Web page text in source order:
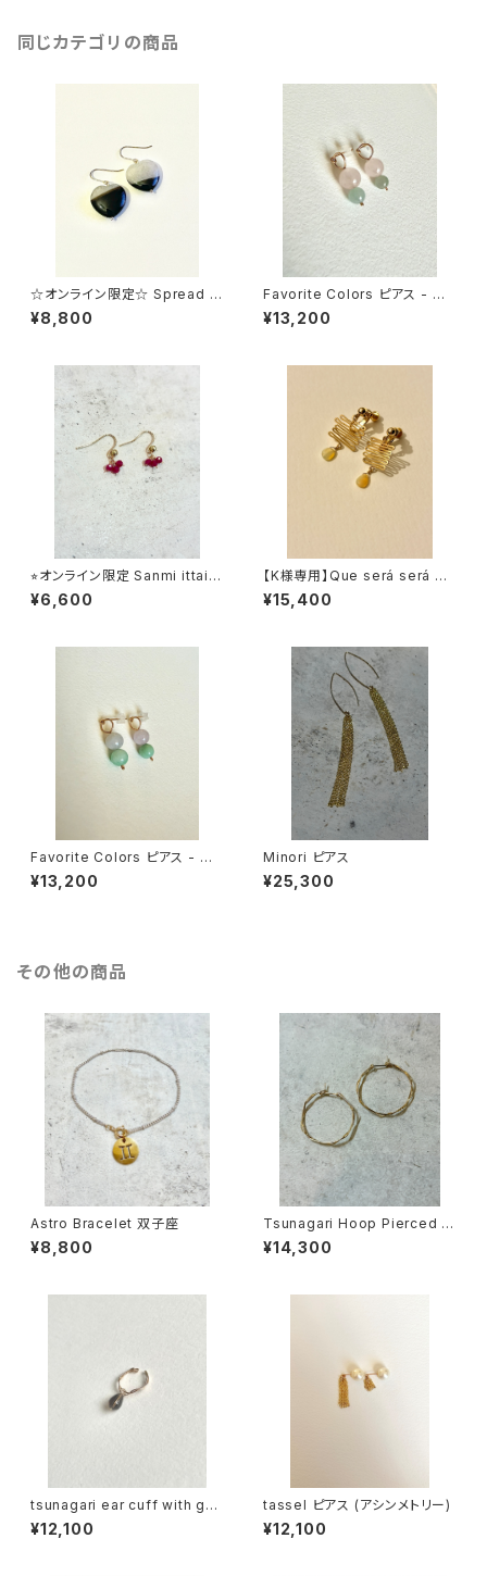
同じカテゴリの商品
☆オンライン限定☆ Spread Y
our Love - pierced earring
¥8,800
Favorite Colors ピアス - 翡
翠(pink x gray)
¥13,200
⭐︎オンライン限定 Sanmi ittai
ピアス
¥6,600
【K様専用】Que será será ea
rring - opal
¥15,400
Favorite Colors ピアス - 翡
翠(gray x mint green)
¥13,200
Minori ピアス
¥25,300
その他の商品
Astro Bracelet 双子座
¥8,800
Tsunagari Hoop Pierced E
arring (S)
¥14,300
tsunagari ear cuff with ge
mstone スモーキークォーツ
¥12,100
tassel ピアス (アシンメトリー)
¥12,100